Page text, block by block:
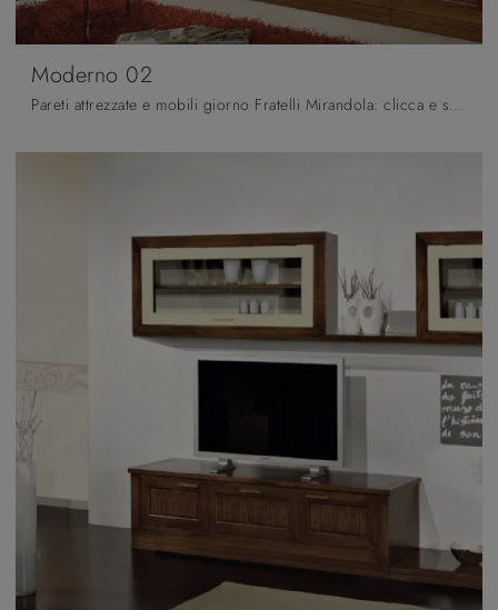
Moderno 02
Pareti attrezzate e mobili giorno Fratelli Mirandola: clicca e scopri il modello Moderno 02 e potrai arricchire stanze classiche di ogni genere.